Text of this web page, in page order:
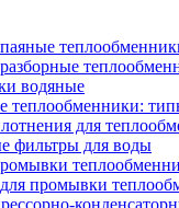
водяные
теплообменники:
для
фильтры для воды
промывки